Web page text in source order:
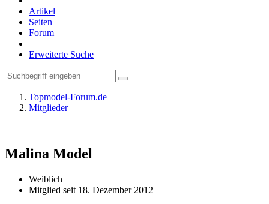
Artikel
Seiten
Forum
Erweiterte Suche
Topmodel-Forum.de
Mitglieder
Malina Model
Weiblich
Mitglied seit 18. Dezember 2012